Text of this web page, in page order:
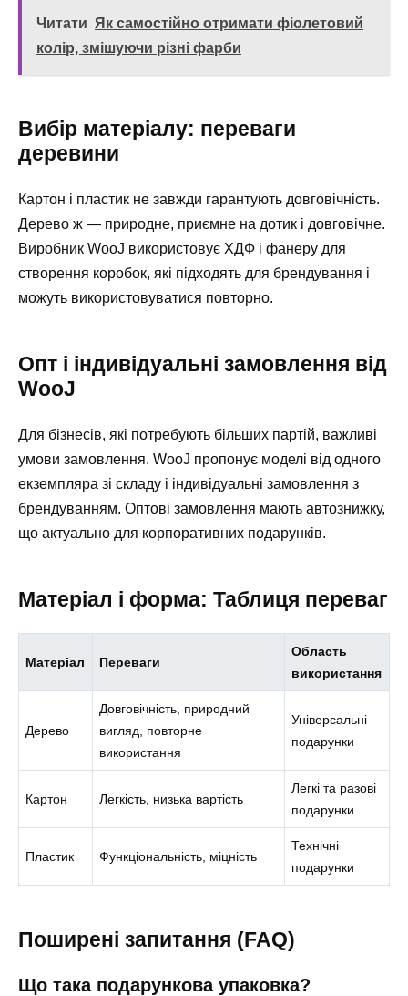
Читати Як самостійно отримати фіолетовий
колір, змішуючи різні фарби
Вибір матеріалу: переваги
деревини
Картон і пластик не завжди гарантують довговічність.
Дерево ж — природне, приємне на дотик і довговічне.
Виробник WooJ використовує ХДФ і фанеру для
створення коробок, які підходять для брендування і
можуть використовуватися повторно.
Опт і індивідуальні замовлення від
WooJ
Для бізнесів, які потребують більших партій, важливі
умови замовлення. WooJ пропонує моделі від одного
екземпляра зі складу і індивідуальні замовлення з
брендуванням. Оптові замовлення мають автознижку,
що актуально для корпоративних подарунків.
Матеріал і форма: Таблиця переваг
Матеріал Переваги
Область
використання
Дерево
Довговічність, природний
вигляд, повторне
використання
Універсальні
подарунки
Картон Легкість, низька вартість
Легкі та разові
подарунки
Пластик Функціональність, міцність
Технічні
подарунки
Поширені запитання (FAQ)
Що така подарункова упаковка?